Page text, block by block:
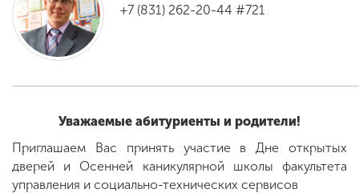
ENG SPN
комиссия
+7 (831) 262-26-20
+7 (831) 262-20-44 #721
Уважаемые абитуриенты и родители!
Приглашаем Вас принять участие в Дне открытых
дверей и Осенней каникулярной школы факультета
управления и социально-технических сервисов